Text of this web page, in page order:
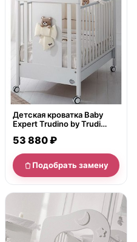
Детская кроватка Baby
Expert Trudino by Trudi
53 880 ₽
Подобрать замену